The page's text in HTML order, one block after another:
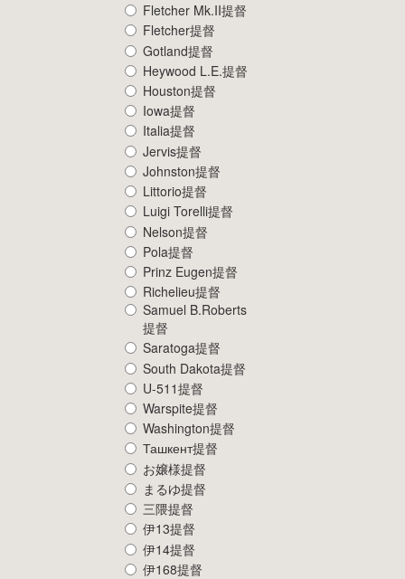
Fletcher Mk.II提督
Fletcher提督
Gotland提督
Heywood L.E.提督
Houston提督
Iowa提督
Italia提督
Jervis提督
Johnston提督
Littorio提督
Luigi Torelli提督
Nelson提督
Pola提督
Prinz Eugen提督
Richelieu提督
Samuel B.Roberts
提督
Saratoga提督
South Dakota提督
U-511提督
Warspite提督
Washington提督
Ташкент提督
お嬢様提督
まるゆ提督
三隈提督
伊13提督
伊14提督
伊168提督